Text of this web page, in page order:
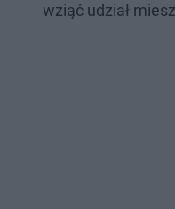
wziąć udział